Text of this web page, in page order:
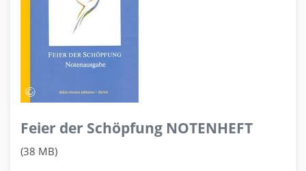
Feier der Schöpfung NOTENHEFT
(38 MB)